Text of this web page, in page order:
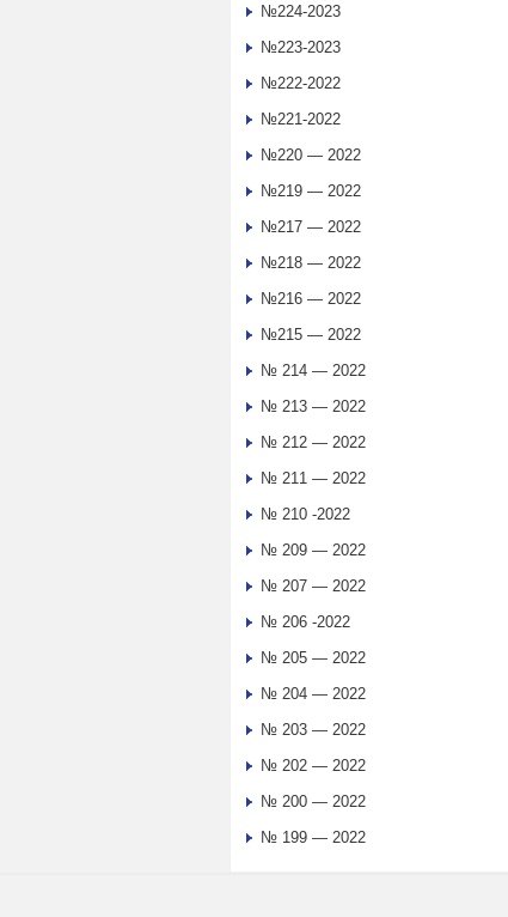
№224-2023
№223-2023
№222-2022
№221-2022
№220 — 2022
№219 — 2022
№217 — 2022
№218 — 2022
№216 — 2022
№215 — 2022
№ 214 — 2022
№ 213 — 2022
№ 212 — 2022
№ 211 — 2022
№ 210 -2022
№ 209 — 2022
№ 207 — 2022
№ 206 -2022
№ 205 — 2022
№ 204 — 2022
№ 203 — 2022
№ 202 — 2022
№ 200 — 2022
№ 199 — 2022